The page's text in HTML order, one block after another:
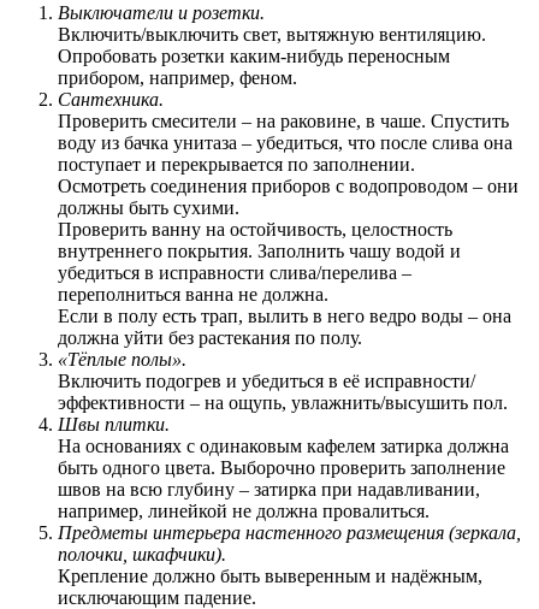
Выключатели и розетки.
Включить/выключить свет, вытяжную вентиляцию.
Опробовать розетки каким-нибудь переносным
прибором, например, феном.
Сантехника.
Проверить смесители – на раковине, в чаше. Спустить
воду из бачка унитаза – убедиться, что после слива она
поступает и перекрывается по заполнении.
Осмотреть соединения приборов с водопроводом – они
должны быть сухими.
Проверить ванну на остойчивость, целостность
внутреннего покрытия. Заполнить чашу водой и
убедиться в исправности слива/перелива –
переполниться ванна не должна.
Если в полу есть трап, вылить в него ведро воды – она
должна уйти без растекания по полу.
«Тёплые полы».
Включить подогрев и убедиться в её исправности/
эффективности – на ощупь, увлажнить/высушить пол.
Швы плитки.
На основаниях с одинаковым кафелем затирка должна
быть одного цвета. Выборочно проверить заполнение
швов на всю глубину – затирка при надавливании,
например, линейкой не должна провалиться.
Предметы интерьера настенного размещения (зеркала,
полочки, шкафчики).
Крепление должно быть выверенным и надёжным,
исключающим падение.